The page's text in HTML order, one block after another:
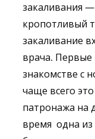
закаливания
кропотливый
закаливание
врача. Первые
знакомстве с
чаще всего
патронажа на
время одна